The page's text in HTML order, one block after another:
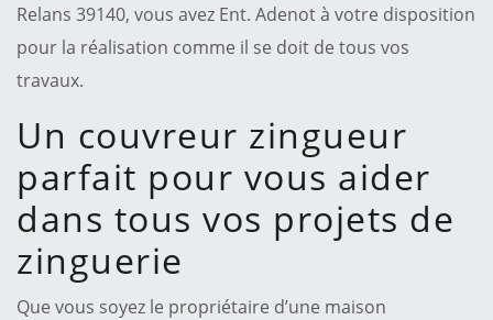
Relans 39140, vous avez Ent. Adenot à votre disposition
pour la réalisation comme il se doit de tous vos
travaux.
Un couvreur zingueur
parfait pour vous aider
dans tous vos projets de
zinguerie
Que vous soyez le propriétaire d’une maison